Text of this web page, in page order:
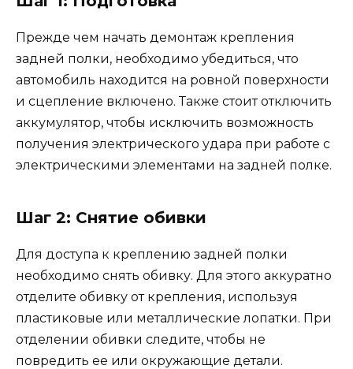
Прежде чем начать демонтаж крепления
задней полки, необходимо убедиться, что
автомобиль находится на ровной поверхности
и сцепление включено. Также стоит отключить
аккумулятор, чтобы исключить возможность
получения электрического удара при работе с
электрическими элементами на задней полке.
Шаг 2: Снятие обивки
Для доступа к креплению задней полки
необходимо снять обивку. Для этого аккуратно
отделите обивку от крепления, используя
пластиковые или металлические лопатки. При
отделении обивки следите, чтобы не
повредить ее или окружающие детали.